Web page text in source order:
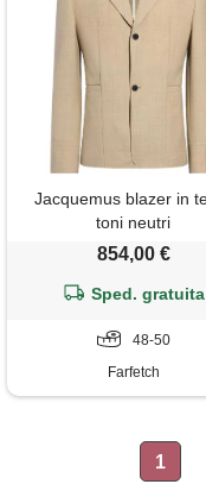
Jacquemus blazer in
toni neutri
854,00 €
Sped. gratuita
48-50
Farfetch
1